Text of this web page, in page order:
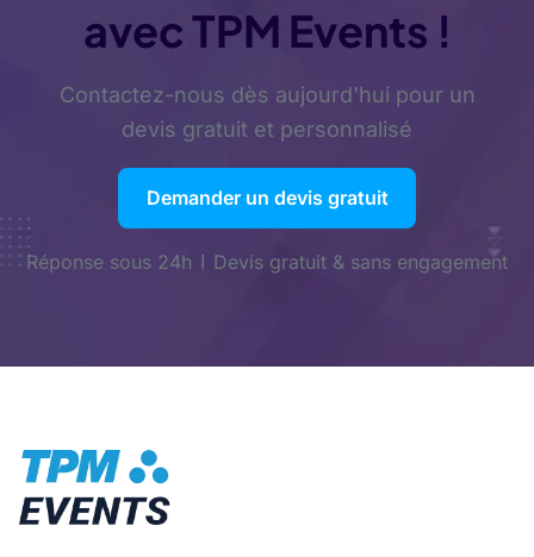
avec TPM Events !
Contactez-nous dès aujourd'hui pour un
devis gratuit et personnalisé
Demander un devis gratuit
Réponse sous 24h Devis gratuit & sans engagement